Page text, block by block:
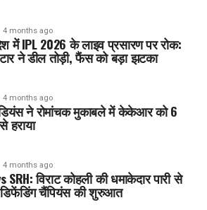
4 months ago
में IPL 2026 के लाइव प्रसारण पर रोक:
ने डील तोड़ी, फैंस को बड़ा झटका
4 months ago
ने रोमांचक मुकाबले में केकेआर को 6
हराया
4 months ago
SRH: विराट कोहली की धमाकेदार पारी से
चैंपियंस की शुरुआत